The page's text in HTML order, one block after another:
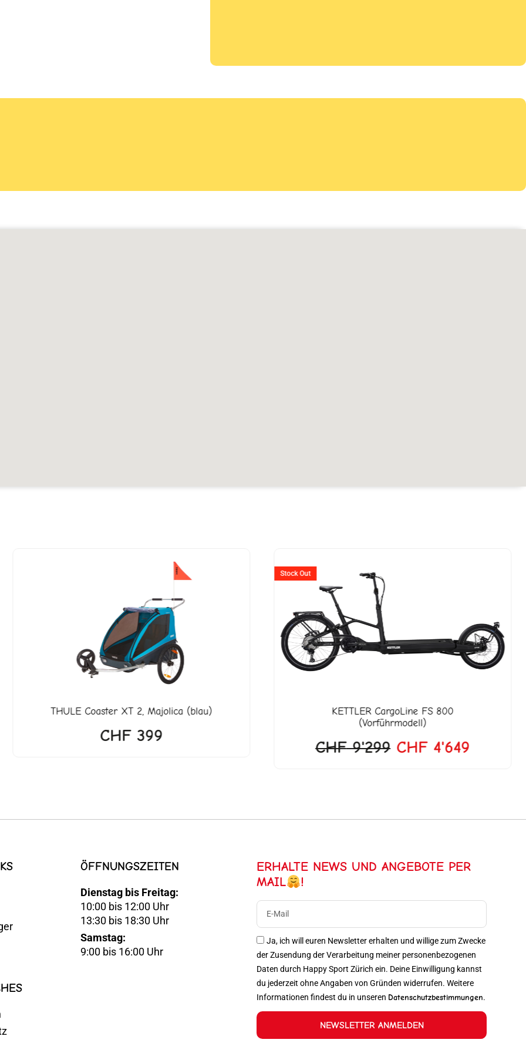
THULECoaster XT 2, Majolica (blau)
CHF399
Stock Out
KETTLERCargoLine FS 800
(Vorführmodell)
CHF9'299
CHF 9'299
CHF4'649
CHF
ÖFFNUNGSZEITEN
Dienstag bis Freitag:
10:00 bis 12:00 Uhr
13:30 bis 18:30 Uhr
Samstag:
9:00 bis 16:00 Uhr
ERHALTE NEWS UND ANGEBOTE PER
MAIL
!
Ja, ich will euren Newsletter erhalten und willige zum Zwecke
der Zusendung der Verarbeitung meiner personenbezogenen
Daten durch Happy Sport Zürich ein. Deine Einwilligung kannst
du jederzeit ohne Angaben von Gründen widerrufen. Weitere
Informationen findest du in unseren Datenschutzbestimmungen.
NEWSLETTER ANMELDEN